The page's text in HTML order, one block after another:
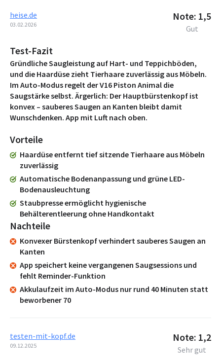
heise.de
03.02.2026
Note: 1,5
Gut
Test-Fazit
Gründliche Saugleistung auf Hart- und Teppichböden,
und die Haardüse zieht Tierhaare zuverlässig aus Möbeln.
Im Auto-Modus regelt der V16 Piston Animal die
Saugstärke selbst. Ärgerlich: Der Hauptbürstenkopf ist
konvex – sauberes Saugen an Kanten bleibt damit
Wunschdenken. App mit Luft nach oben.
Vorteile
Haardüse entfernt tief sitzende Tierhaare aus Möbeln
zuverlässig
Automatische Bodenanpassung und grüne LED-
Bodenausleuchtung
Staubpresse ermöglicht hygienische
Behälterentleerung ohne Handkontakt
Nachteile
Konvexer Bürstenkopf verhindert sauberes Saugen an
Kanten
App speichert keine vergangenen Saugsessions und
fehlt Reminder-Funktion
Akkulaufzeit im Auto-Modus nur rund 40 Minuten statt
beworbener 70
testen-mit-kopf.de
09.12.2025
Note: 1,2
Sehr gut